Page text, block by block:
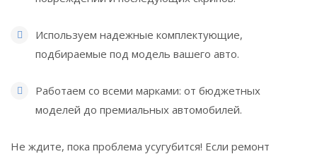
Используем надежные комплектующие,
подбираемые под модель вашего авто.
Работаем со всеми марками: от бюджетных
моделей до премиальных автомобилей.
Не ждите, пока проблема усугубится! Если ремонт